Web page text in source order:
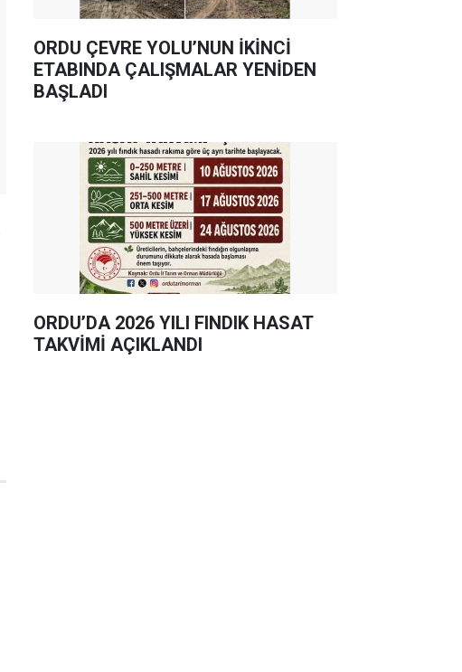
ORDU ÇEVRE YOLU’NUN İKİNCİ
ETABINDA ÇALIŞMALAR YENİDEN
BAŞLADI
ORDU’DA 2026 YILI FINDIK HASAT
TAKVİMİ AÇIKLANDI